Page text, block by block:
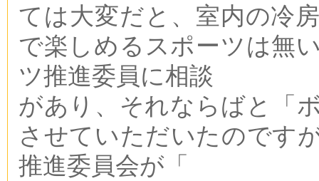
ては大変だと、室内の冷
で楽しめるスポーツは無
ツ推進委員に相談
があり、それならばと「
させていただいたのです
推進委員会が「